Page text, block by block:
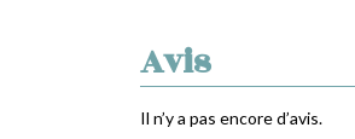
Avis
Il n’y a pas encore d’avis.